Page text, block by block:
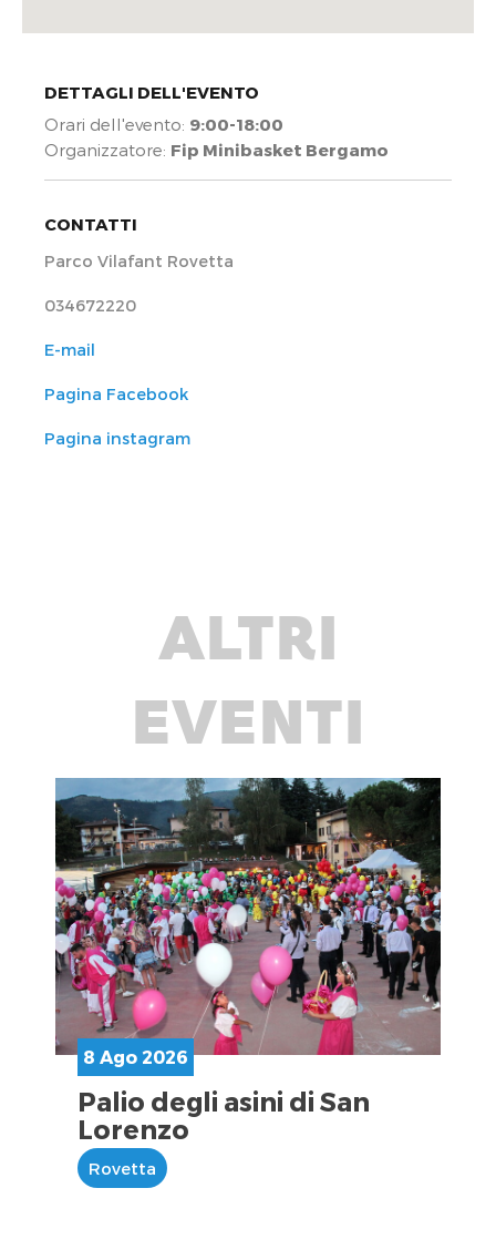
DETTAGLI DELL'EVENTO
Orari dell'evento: 9:00-18:00
Organizzatore: Fip Minibasket Bergamo
CONTATTI
Parco Vilafant Rovetta
034672220
E-mail
Pagina Facebook
Pagina instagram
ALTRI
EVENTI
8 Ago 2026
Palio degli asini di San
Lorenzo
Rovetta